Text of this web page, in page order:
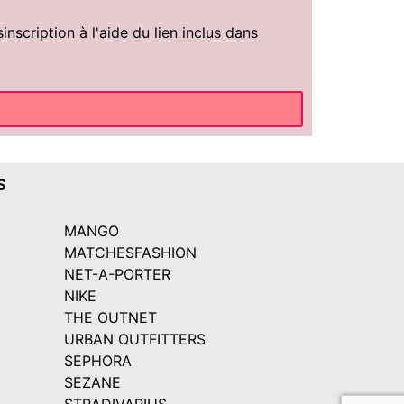
à l'aide du lien inclus dans
MANGO
MATCHESFASHION
NET-A-PORTER
NIKE
THE OUTNET
URBAN OUTFITTERS
SEPHORA
SEZANE